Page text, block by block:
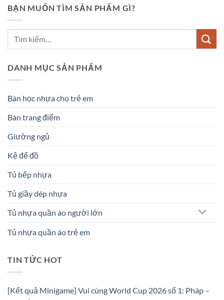
BẠN MUỐN TÌM SẢN PHẨM GÌ?
DANH MỤC SẢN PHẨM
Bàn học nhựa cho trẻ em
Bàn trang điểm
Giường ngủ
Kệ để đồ
Tủ bếp nhựa
Tủ giầy dép nhựa
Tủ nhựa quần áo người lớn
Tủ nhựa quần áo trẻ em
TIN TỨC HOT
[Kết quả Minigame] Vui cùng World Cup 2026 số 1: Pháp –